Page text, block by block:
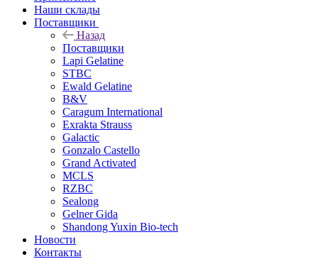
Наши склады
Поставщики
Назад
Поставщики
Lapi Gelatine
STBC
Ewald Gelatine
B&V
Caragum International
Exrakta Strauss
Galactic
Gonzalo Castello
Grand Activated
MCLS
RZBC
Sealong
Gelner Gida
Shandong Yuxin Bio-tech
Новости
Контакты